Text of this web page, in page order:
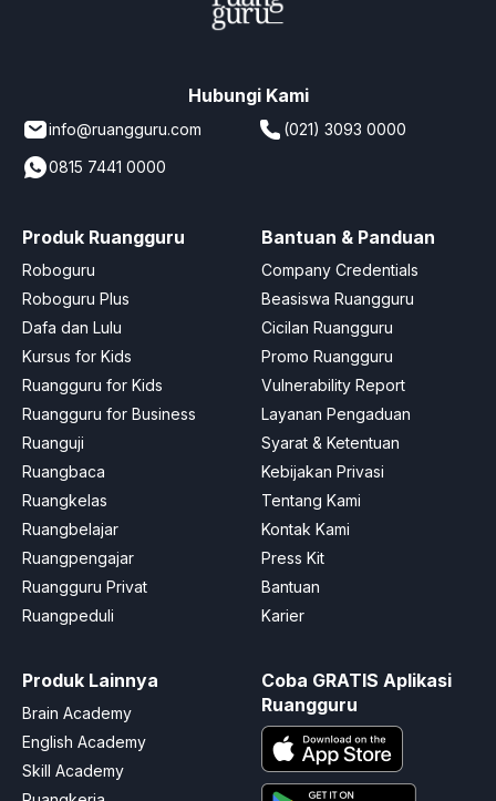
Hubungi Kami
info@ruangguru.com
(021) 3093 0000
0815 7441 0000
Produk Ruangguru
Roboguru
Roboguru Plus
Dafa dan Lulu
Kursus for Kids
Ruangguru for Kids
Ruangguru for Business
Ruanguji
Ruangbaca
Ruangkelas
Ruangbelajar
Ruangpengajar
Ruangguru Privat
Ruangpeduli
Bantuan & Panduan
Company Credentials
Beasiswa Ruangguru
Cicilan Ruangguru
Promo Ruangguru
Vulnerability Report
Layanan Pengaduan
Syarat & Ketentuan
Kebijakan Privasi
Tentang Kami
Kontak Kami
Press Kit
Bantuan
Karier
Produk Lainnya
Brain Academy
English Academy
Skill Academy
Coba GRATIS Aplikasi
Ruangguru